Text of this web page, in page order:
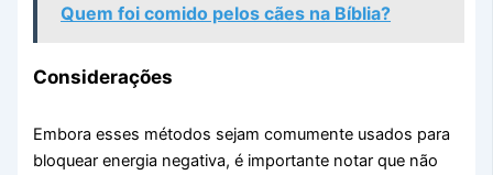
Quem foi comido pelos cães na Bíblia?
Considerações
Embora esses métodos sejam comumente usados para
bloquear energia negativa, é importante notar que não